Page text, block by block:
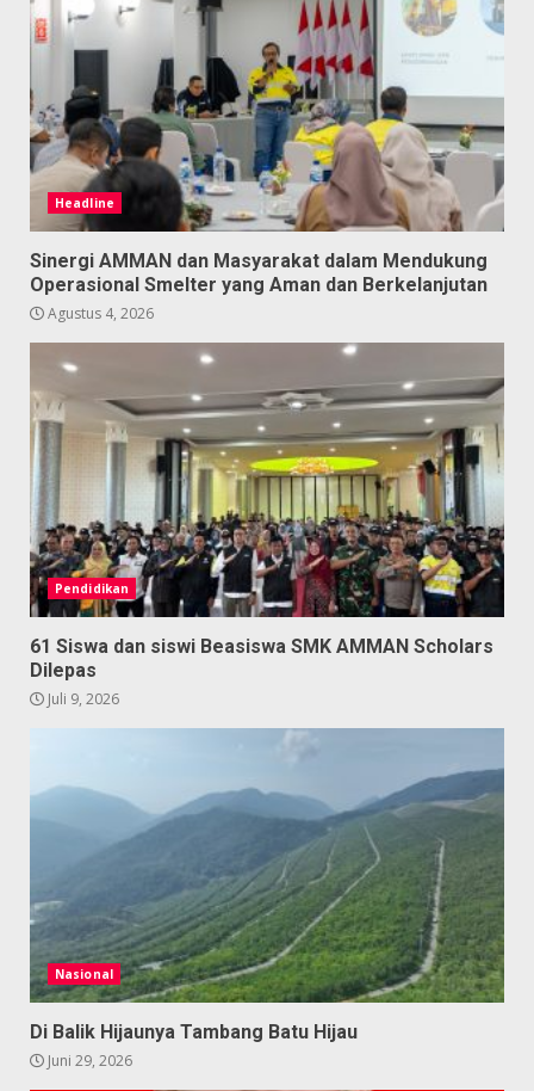
Headline
Sinergi AMMAN dan Masyarakat dalam Mendukung
Operasional Smelter yang Aman dan Berkelanjutan
Agustus 4, 2026
Pendidikan
61 Siswa dan siswi Beasiswa SMK AMMAN Scholars
Dilepas
Juli 9, 2026
Nasional
Di Balik Hijaunya Tambang Batu Hijau
Juni 29, 2026